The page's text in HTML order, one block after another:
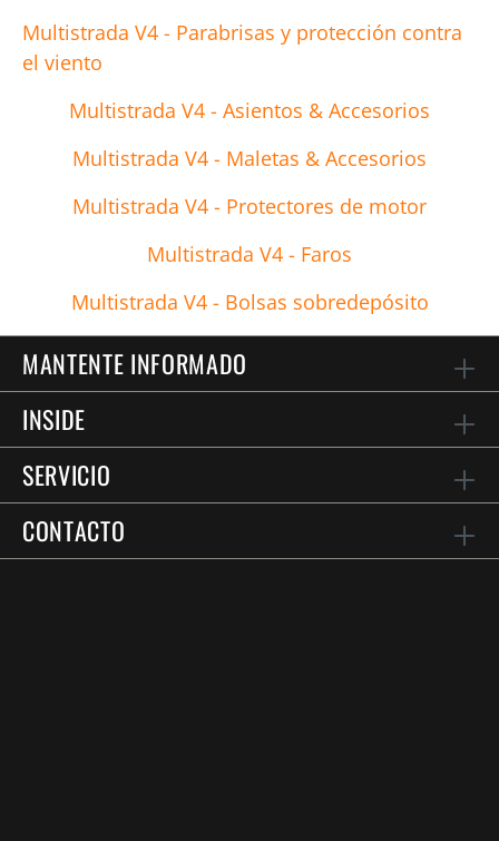
Multistrada V4 - Parabrisas y protección contra
el viento
Multistrada V4 - Asientos & Accesorios
Multistrada V4 - Maletas & Accesorios
Multistrada V4 - Protectores de motor
Multistrada V4 - Faros
Multistrada V4 - Bolsas sobredepósito
MANTENTE INFORMADO
INSIDE
SERVICIO
CONTACTO